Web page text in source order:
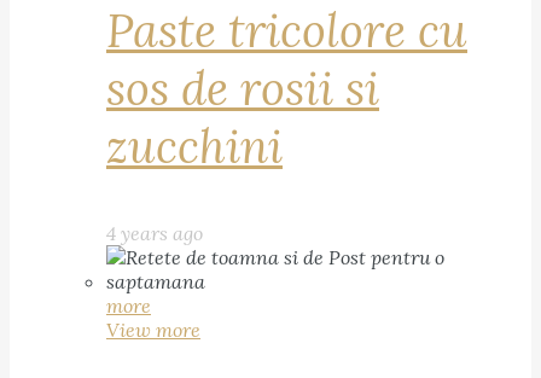
Paste tricolore cu
sos de rosii si
zucchini
4 years ago
more
View more